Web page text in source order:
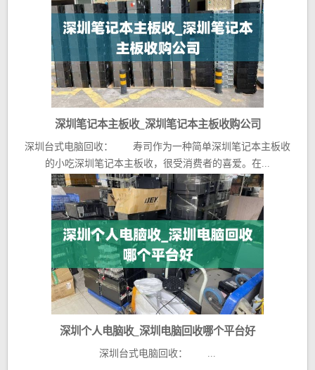
深圳笔记本主板收_深圳笔记本主板收购公司
深圳台式电脑回收： 寿司作为一种简单深圳笔记本主板收
的小吃深圳笔记本主板收，很受消费者的喜爱。在...
深圳个人电脑收_深圳电脑回收哪个平台好
深圳台式电脑回收： ...